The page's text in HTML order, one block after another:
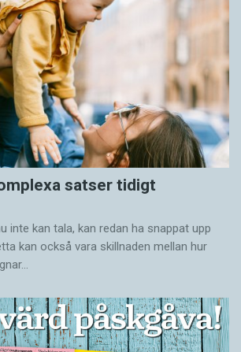
satser tidigt
inte kan tala, kan redan ha snappat upp
kan också vara skillnaden mellan hur